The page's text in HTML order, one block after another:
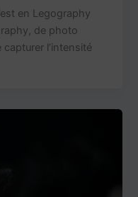
en Legography
de photo
l’intensité